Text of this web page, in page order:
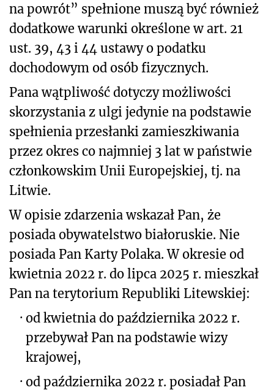
na powrót” spełnione muszą być również
dodatkowe warunki określone w art. 21
ust. 39, 43 i 44 ustawy o podatku
dochodowym od osób fizycznych.
Pana wątpliwość dotyczy możliwości
skorzystania z ulgi jedynie na podstawie
spełnienia przesłanki zamieszkiwania
przez okres co najmniej 3 lat w państwie
członkowskim Unii Europejskiej, tj. na
Litwie.
W opisie zdarzenia wskazał Pan, że
posiada obywatelstwo białoruskie. Nie
posiada Pan Karty Polaka. W okresie od
kwietnia 2022 r. do lipca 2025 r. mieszkał
Pan na terytorium Republiki Litewskiej:
· od kwietnia do października 2022 r.
przebywał Pan na podstawie wizy
krajowej,
· od października 2022 r. posiadał Pan